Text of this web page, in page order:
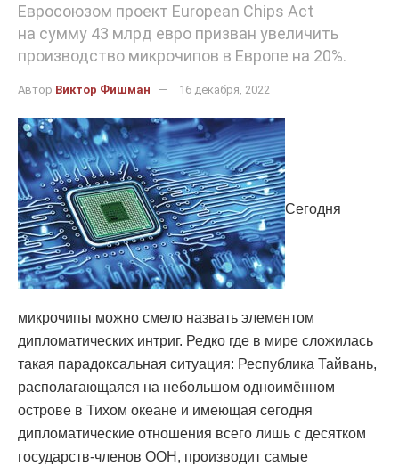
Евросоюзом проект European Chips Act
на сумму 43 млрд евро призван увеличить
производство микрочипов в Европе на 20%.
Автор Виктор Фишман 16 декабря, 2022
Сегодня
микрочипы можно смело назвать элементом
дипломатических интриг. Редко где в мире сложилась
такая парадоксальная ситуация: Республика Тайвань,
располагающаяся на небольшом одноимённом
острове в Тихом океане и имеющая сегодня
дипломатические отношения всего лишь с десятком
государств-членов ООН, производит самые